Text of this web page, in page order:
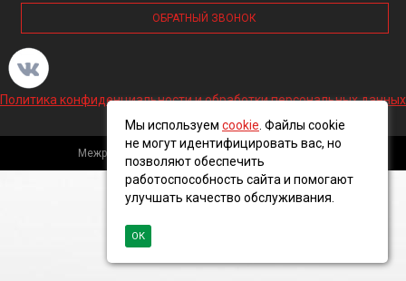
ОБРАТНЫЙ ЗВОНОК
Политика конфиденциальности и обработки персональных данных
Межрегиональная кабельная компания, 2016 ©
Мы используем cookie . Файлы cookie
не могут идентифицировать вас, но
позволяют обеспечить
работоспособность сайта и помогают
улучшать качество обслуживания.
ОК